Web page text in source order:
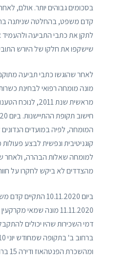
בסכומים גבוהים יותר. אולם,
קדם משפט, בהחלטה שניתנה
לתקן את כתבי התביעה
שישקפו את חלקו של היורש
מונה מומחה רפואי לבחינת
מראשית שנת 2011,
המומחה, לפיה במועדים
קוגניטיבית ונפשית לבצע
למומחה שאלות הבהרה, ולאחר
מהצדדים לא ביקש לחקרו על
ביום 10.11.2020
11.11.2020 מונה שמאי
דמי השכירות שהיו יכולים